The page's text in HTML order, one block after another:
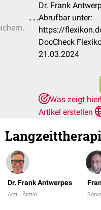
Dr. Frank
Abrufbar unter:
https://
DocCheck
21.03.2024
Was zeigt
Artikel erstellen
Dr. Frank Antwerpes
Arzt | Ärztin